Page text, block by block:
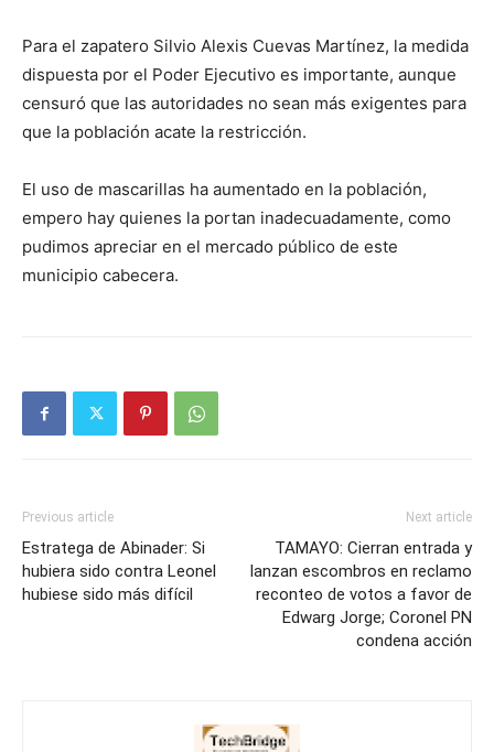
Para el zapatero Silvio Alexis Cuevas Martínez, la medida
dispuesta por el Poder Ejecutivo es importante, aunque
censuró que las autoridades no sean más exigentes para
que la población acate la restricción.
El uso de mascarillas ha aumentado en la población,
empero hay quienes la portan inadecuadamente, como
pudimos apreciar en el mercado público de este
municipio cabecera.
Previous article
Estratega de Abinader: Si
hubiera sido contra Leonel
hubiese sido más difícil
Next article
TAMAYO: Cierran entrada y
lanzan escombros en reclamo
reconteo de votos a favor de
Edwarg Jorge; Coronel PN
condena acción